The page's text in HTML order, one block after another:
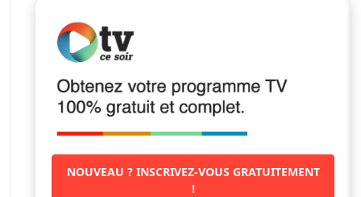
NOUVEAU ? INSCRIVEZ-VOUS GRATUITEMENT
!